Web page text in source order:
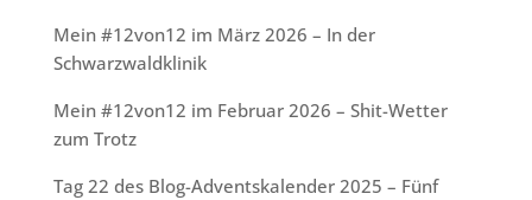
Mein #12von12 im März 2026 – In der
Schwarzwaldklinik
Mein #12von12 im Februar 2026 – Shit-Wetter
zum Trotz
Tag 22 des Blog-Adventskalender 2025 – Fünf